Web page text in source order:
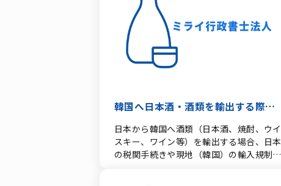
添付書類 上記様式はPDFファイルとなっ
ています。ご覧するためにはAdobe
Readerが必要です。 酒類販売場の移転許
可申請様式 酒類の販売場を移転した場合に
は、税務署に申請が必要となります。 酒
類販売場の移転許可申請書 酒類販売場の移
こちらの書類になります。 異動申告書 販
用います。 上記様式はPDFファイルとな
っています。ご覧するためにはAdobe
Readerが必要です。 Adobe Readerをお
韓国へ日本酒・酒類を輸出する際の
「証明書」発行手続きと必要書類ま
とめ
日本から韓国へ酒類（日本酒、焼酎、ウイ
スキー、ワイン等）を輸出する場合、日本
の税関手続きや現地（韓国）の輸入規制に